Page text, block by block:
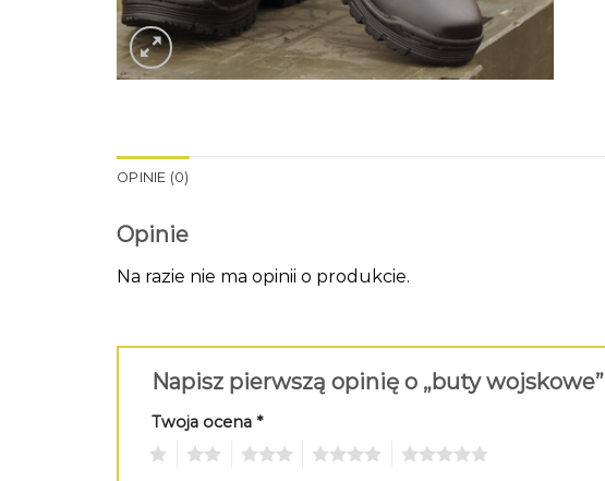
OPINIE (0)
Opinie
Na razie nie ma opinii o produkcie.
Napisz pierwszą opinię o „buty wojskowe”
Twoja ocena *